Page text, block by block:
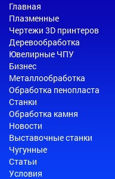
Главная
Плазменные
Чертежи 3D принтеров
Деревообработка
Ювелирные ЧПУ
Бизнес
Металлообработка
Обработка пенопласта
Станки
Обработка камня
Новости
Выставочные станки
Чугунные
Статьи
Условия